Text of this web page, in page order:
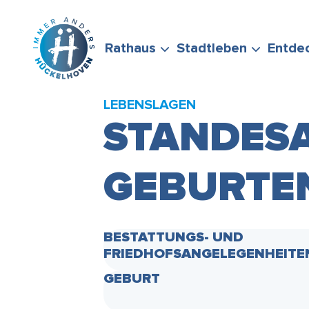
Rathaus
BÜRGERSERVICE
Stadtleben
FREIZEIT &
STADTPORTRÄT
LEBENSLAGEN
BESTATTUNGS- UND
GEBURT